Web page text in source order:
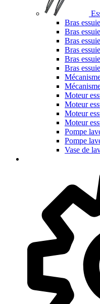
Bras
Bras
Bras
Bras
Bras
Bras
Moteur
Moteur
Moteur
Moteur
Pompe
Pompe
Vase de